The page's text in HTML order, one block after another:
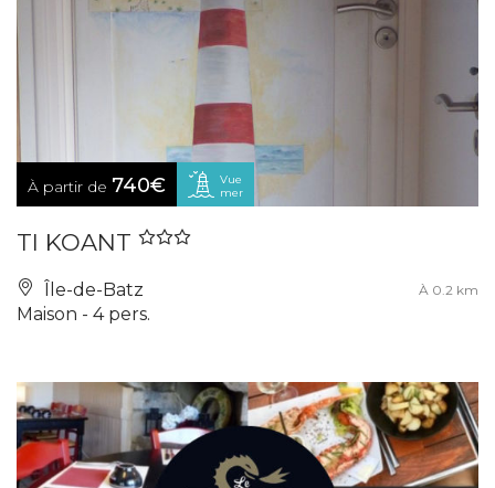
À partir de 740€
Vue
mer
TI KOANT
Île-de-Batz À 0.2 km
Maison - 4 pers.